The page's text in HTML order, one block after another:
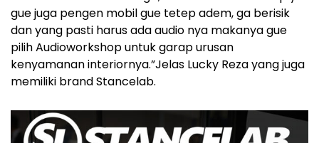
gue juga pengen mobil gue tetep adem, ga berisik
dan yang pasti harus ada audio nya makanya gue
pilih Audioworkshop untuk garap urusan
kenyamanan interiornya.”Jelas Lucky Reza yang juga
memiliki brand Stancelab.